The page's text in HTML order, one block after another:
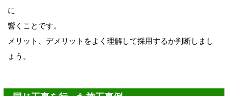
に
響くことです。
メリット、デメリットをよく理解して採用するか判断しまし
ょう。